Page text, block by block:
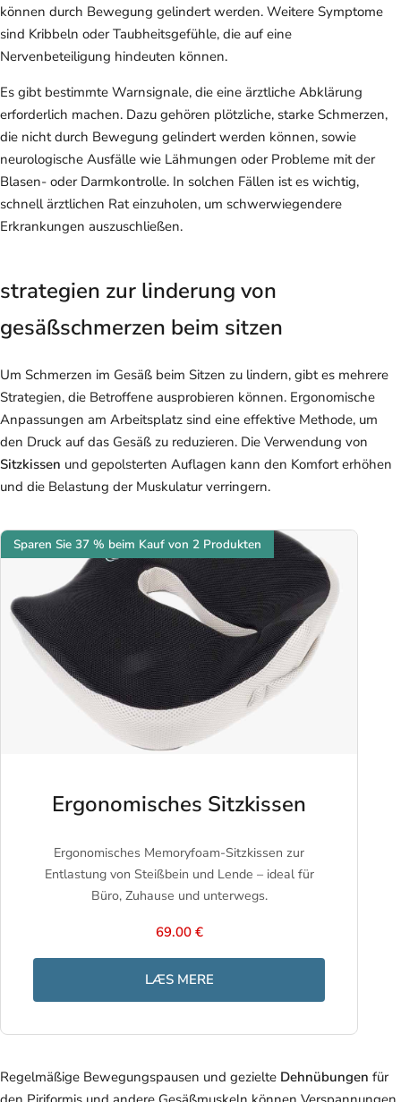
können durch Bewegung gelindert werden. Weitere Symptome
sind Kribbeln oder Taubheitsgefühle, die auf eine
Nervenbeteiligung hindeuten können.
Es gibt bestimmte Warnsignale, die eine ärztliche Abklärung
erforderlich machen. Dazu gehören plötzliche, starke Schmerzen,
die nicht durch Bewegung gelindert werden können, sowie
neurologische Ausfälle wie Lähmungen oder Probleme mit der
Blasen- oder Darmkontrolle. In solchen Fällen ist es wichtig,
schnell ärztlichen Rat einzuholen, um schwerwiegendere
Erkrankungen auszuschließen.
strategien zur linderung von
gesäßschmerzen beim sitzen
Um Schmerzen im Gesäß beim Sitzen zu lindern, gibt es mehrere
Strategien, die Betroffene ausprobieren können. Ergonomische
Anpassungen am Arbeitsplatz sind eine effektive Methode, um
den Druck auf das Gesäß zu reduzieren. Die Verwendung von
Sitzkissen und gepolsterten Auflagen kann den Komfort erhöhen
und die Belastung der Muskulatur verringern.
Sparen Sie 37 % beim Kauf von 2 Produkten
Ergonomisches Sitzkissen
Ergonomisches Memoryfoam-Sitzkissen zur
Entlastung von Steißbein und Lende – ideal für
Büro, Zuhause und unterwegs.
69.00 €
LÆS MERE
Regelmäßige Bewegungspausen und gezielte Dehnübungen für